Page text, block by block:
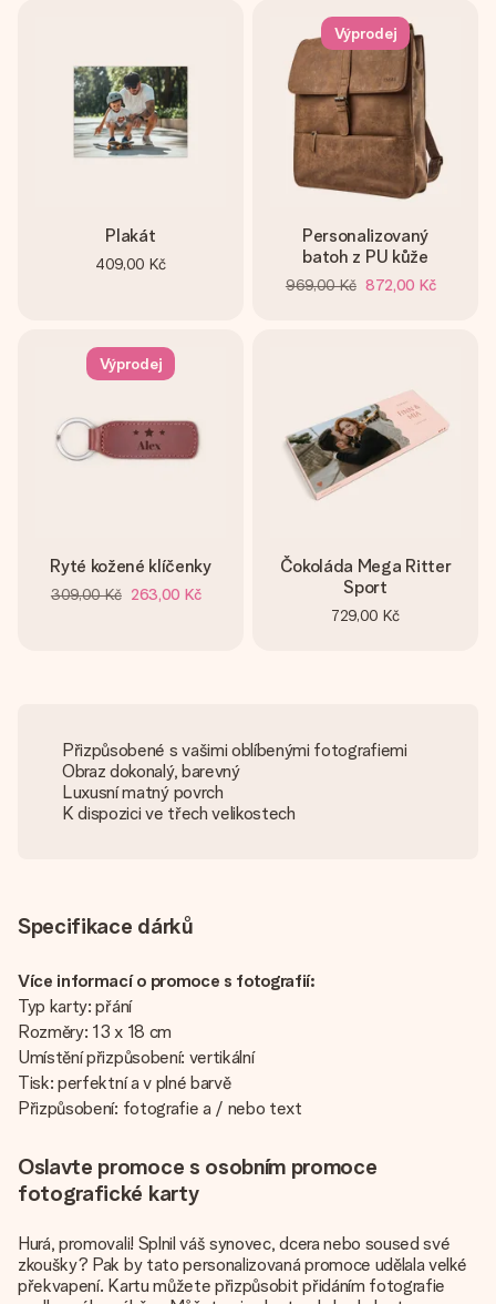
Plakát
409,00 Kč
Výprodej
Personalizovaný
batoh z PU kůže
969,00 Kč 872,00 Kč
Výprodej
Ryté kožené klíčenky
309,00 Kč 263,00 Kč
Čokoláda Mega Ritter
Sport
729,00 Kč
Přizpůsobené s vašimi oblíbenými fotografiemi
Obraz dokonalý, barevný
Luxusní matný povrch
K dispozici ve třech velikostech
Specifikace dárků
Více informací o promoce s fotografií:
Typ karty: přání
Rozměry: 13 x 18 cm
Umístění přizpůsobení: vertikální
Tisk: perfektní a v plné barvě
Přizpůsobení: fotografie a / nebo text
Oslavte promoce s osobním promoce
fotografické karty
Hurá, promovali! Splnil váš synovec, dcera nebo soused své
zkoušky? Pak by tato personalizovaná promoce udělala velké
překvapení. Kartu můžete přizpůsobit přidáním fotografie